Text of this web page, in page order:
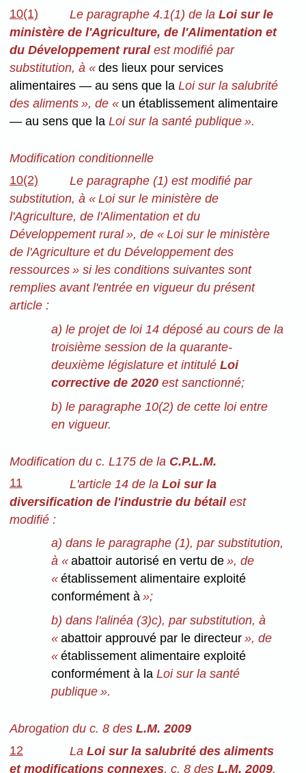
10(1)
Le paragraphe 4.1(1) de la Loi sur le
ministère de l'Agriculture, de l'Alimentation et
du Développement ruralest modifié par
substitution, à « des lieux pour services
alimentaires — au sens que la Loi sur la salubrité
des aliments », de « un établissement alimentaire
— au sens que la Loi sur la santé publique ».
Modification conditionnelle
10(2)
Le paragraphe (1) est modifié par
substitution, à « Loi sur le ministère de
l'Agriculture, de l'Alimentation et du
Développement rural », de « Loi sur le ministère
de l'Agriculture et du Développement des
ressources » si les conditions suivantes sont
remplies avant l'entrée en vigueur du présent
article :
a) le projet de loi 14 déposé au cours de la
troisième session de la quarante-
deuxième législature et intituléLoi
corrective de 2020 est sanctionné;
b) le paragraphe 10(2) de cette loi entre
en vigueur.
Modification du c. L175 de la C.P.L.M.
11
L'article 14 de la Loi sur la
diversification de l'industrie du bétailest
modifié :
a) dans le paragraphe (1), par substitution,
à «abattoir autorisé en vertu de », de
«établissement alimentaire exploité
conformément à »;
b) dans l'alinéa (3)c), par substitution, à
«abattoir approuvé par le directeur », de
«établissement alimentaire exploité
conformément à laLoi sur la santé
publique ».
Abrogation du c. 8 des L.M. 2009
12
La Loi sur la salubrité des aliments
et modifications connexes, c. 8 des L.M. 2009,